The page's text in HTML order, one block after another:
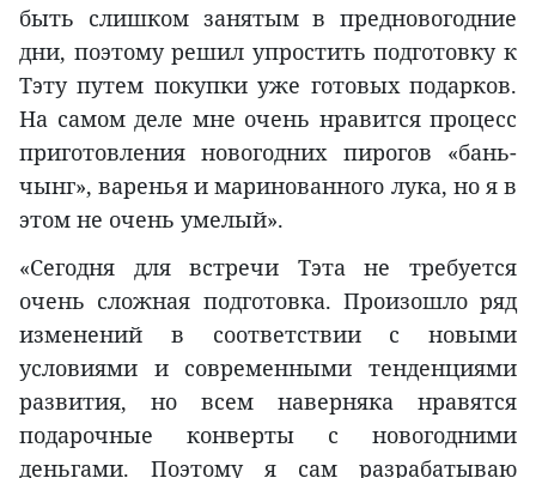
быть слишком занятым в предновогодние
дни, поэтому решил упростить подготовку к
Тэту путем покупки уже готовых подарков.
На самом деле мне очень нравится процесс
приготовления новогодних пирогов «бань-
чынг», варенья и маринованного лука, но я в
этом не очень умелый».
«Сегодня для встречи Тэта не требуется
очень сложная подготовка. Произошло ряд
изменений в соответствии с новыми
условиями и современными тенденциями
развития, но всем наверняка нравятся
подарочные конверты с новогодними
деньгами. Поэтому я сам разрабатываю